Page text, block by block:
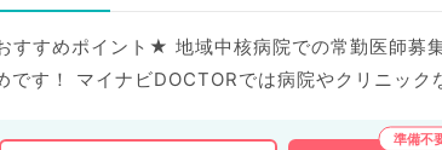
すすめポイント★ 地域中核病院での常勤医師募
病院やクリニックなどの医療機関求人はもちろんのこと、 産業医等